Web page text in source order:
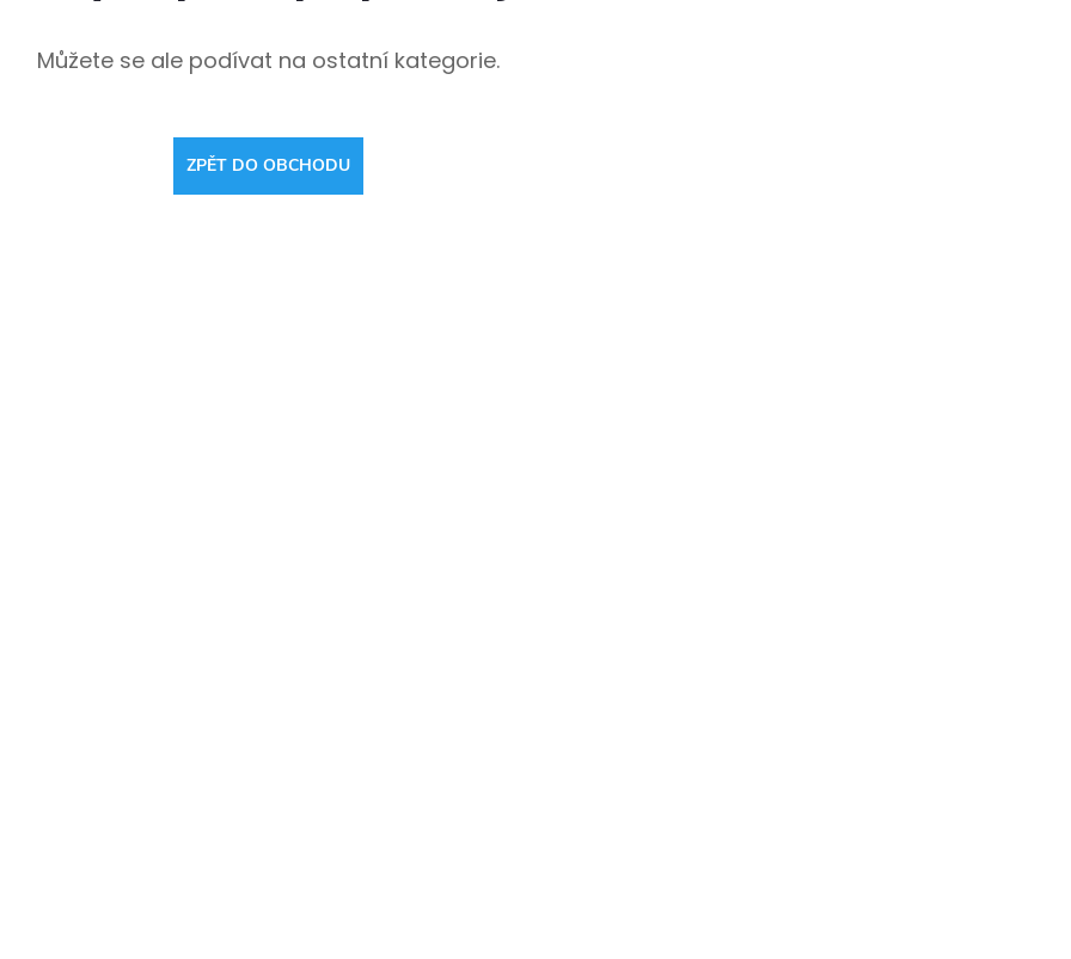
Můžete se ale podívat na ostatní kategorie.
ZPĚT DO OBCHODU